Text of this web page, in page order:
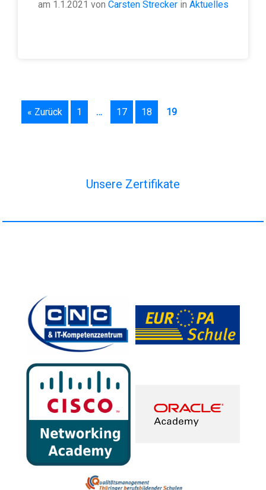
am 1.1.2021 von Carsten Streckerin Aktuelles
« Zurück 1 … 17 18 19
Unsere Zertifikate